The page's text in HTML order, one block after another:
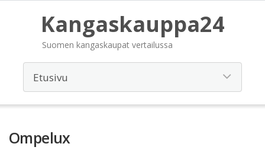
Kangaskauppa24
Suomen kangaskaupat vertailussa
Ompelux